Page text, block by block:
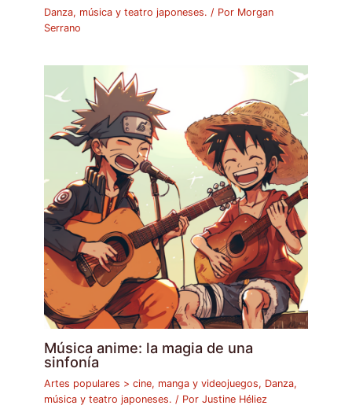
Danza, música y teatro japoneses. / Por Morgan
Serrano
Música anime: la magia de una
sinfonía
Artes populares > cine, manga y videojuegos, Danza,
música y teatro japoneses. / PorJustine Héliez